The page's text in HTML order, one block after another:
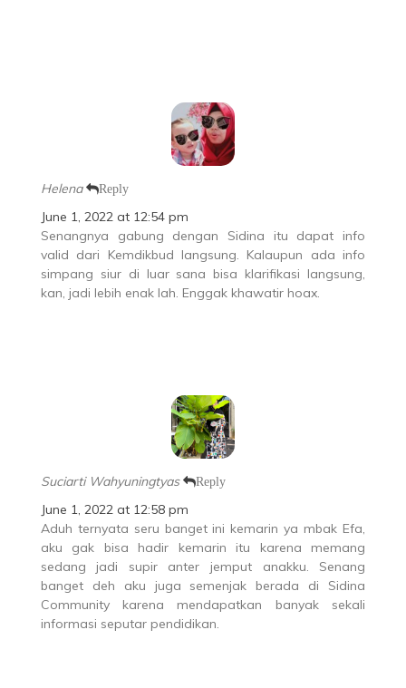
Helena Reply
June 1, 2022 at 12:54 pm
Senangnya gabung dengan Sidina itu dapat info
valid dari Kemdikbud langsung. Kalaupun ada info
simpang siur di luar sana bisa klarifikasi langsung,
kan, jadi lebih enak lah. Enggak khawatir hoax.
Suciarti Wahyuningtyas Reply
June 1, 2022 at 12:58 pm
Aduh ternyata seru banget ini kemarin ya mbak Efa,
aku gak bisa hadir kemarin itu karena memang
sedang jadi supir anter jemput anakku. Senang
banget deh aku juga semenjak berada di Sidina
Community karena mendapatkan banyak sekali
informasi seputar pendidikan.